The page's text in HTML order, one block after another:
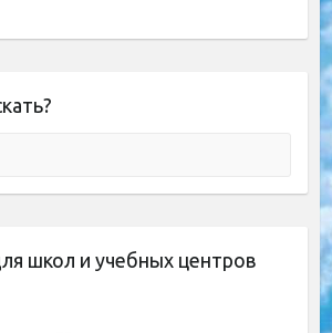
школ и учебных центров